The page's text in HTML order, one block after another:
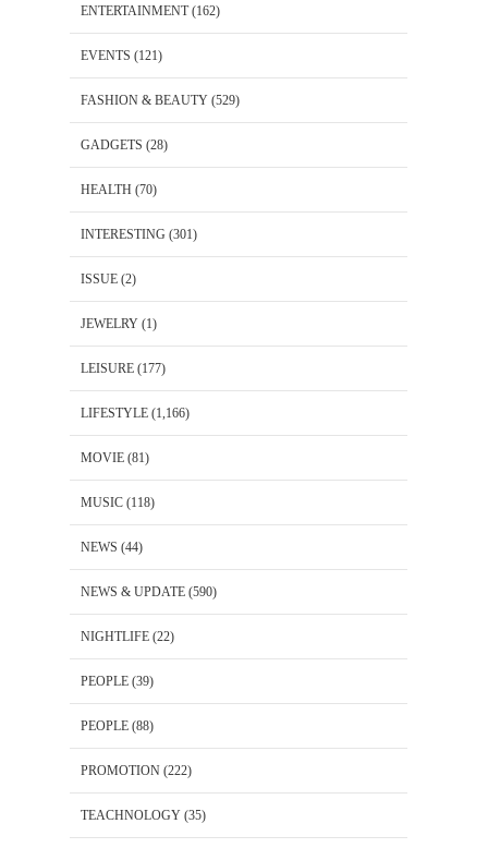
ENTERTAINMENT(162)
EVENTS (121)
FASHION & BEAUTY (529)
GADGETS (28)
HEALTH (70)
INTERESTING (301)
ISSUE (2)
JEWELRY (1)
LEISURE (177)
LIFESTYLE (1,166)
MOVIE (81)
MUSIC (118)
NEWS (44)
NEWS & UPDATE (590)
NIGHTLIFE (22)
PEOPLE (39)
PEOPLE (88)
PROMOTION (222)
TEACHNOLOGY (35)